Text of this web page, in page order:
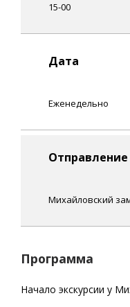
15-00
Дата
Еженедельно
Отправление
Михайловский
Программа
Начало экскурсии у